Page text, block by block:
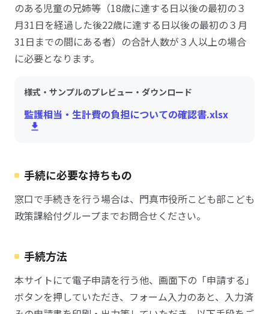
のある児童の兄姉等（18歳に達する日以後の最初の３
月31日を経過した後22歳に達する日以後の最初の３月
31日までの間にある者）の合計人数が３人以上の場合
に必要となります。
様式・サンプルのプレビュー・ダウンロード
監護相当・生計費の負担についての確認書.xlsx
手続に必要な持ちもの
窓口で手続きを行う場合は、門真市役所こども部こども
政策課給付グループまでお問合せください。
手続方法
本サイトにて電子申請を行う他、画面下の「申請する」
ボタンを押していただき、フォーム入力のあと、入力済